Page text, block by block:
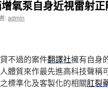
氧泵自身近視雷射
:admin
不過的案件翻譯社擁有自身
體質來作最先進高科技聲稱
之標準化及客製化的相關肛裂